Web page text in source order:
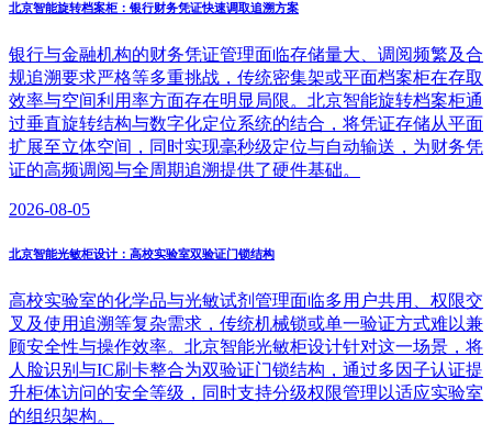
北京智能旋转档案柜：银行财务凭证快速调取追溯方案
银行与金融机构的财务凭证管理面临存储量大、调阅频繁及合
规追溯要求严格等多重挑战，传统密集架或平面档案柜在存取
效率与空间利用率方面存在明显局限。北京智能旋转档案柜通
过垂直旋转结构与数字化定位系统的结合，将凭证存储从平面
扩展至立体空间，同时实现毫秒级定位与自动输送，为财务凭
证的高频调阅与全周期追溯提供了硬件基础。
2026-08-05
北京智能光敏柜设计：高校实验室双验证门锁结构
高校实验室的化学品与光敏试剂管理面临多用户共用、权限交
叉及使用追溯等复杂需求，传统机械锁或单一验证方式难以兼
顾安全性与操作效率。北京智能光敏柜设计针对这一场景，将
人脸识别与IC刷卡整合为双验证门锁结构，通过多因子认证提
升柜体访问的安全等级，同时支持分级权限管理以适应实验室
的组织架构。